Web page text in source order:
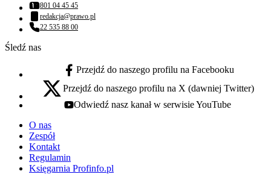
Numer telefonu:
801 04 45 45
Adres email:
redakcja@prawo.pl
Numer telefonu:
22 535 88 00
Śledź nas
facebook - otwiera się w nowej karcie
Przejdź do naszego profilu na Facebooku
x - otwiera się w nowej karcie
Przejdź do naszego profilu na X (dawniej Twitter)
youtube - otwiera się w nowej karcie
Odwiedź nasz kanał w serwisie YouTube
O nas
Zespół
Kontakt
Regulamin
Księgarnia Profinfo.pl